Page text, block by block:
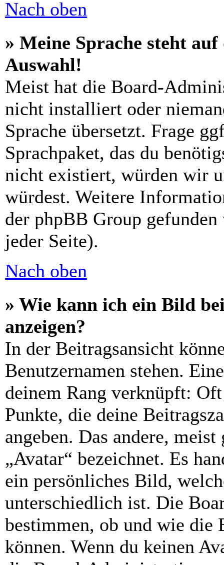
Nach oben
» Meine Sprache steht
Auswahl!
Meist hat die Board-
nicht installiert oder
Sprache übersetzt. Frage
Sprachpaket, das du
nicht existiert, würden wir
würdest. Weitere
der phpBB Group
jeder Seite).
Nach oben
» Wie kann ich ein Bild
anzeigen?
In der Beitragsansicht
Benutzernamen stehen.
deinem Rang verknüpft:
Punkte, die deine
angeben. Das andere,
„Avatar“ bezeichnet. Es
ein persönliches Bild,
unterschiedlich ist. Die
bestimmen, ob und wie die
können. Wenn du keinen